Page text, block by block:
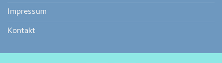
Impressum
Kontakt